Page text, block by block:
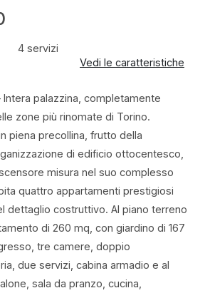
4 servizi
Vedi le caratteristiche
Intera palazzina, completamente
zone più rinomate di Torino.
piena precollina, frutto della
di edificio ottocentesco,
misura nel suo complesso
quattro appartamenti prestigiosi
dettaglio costruttivo. Al piano terreno
di 260 mq, con giardino di 167
tre camere, doppio
due servizi, cabina armadio e al
sala da pranzo, cucina,